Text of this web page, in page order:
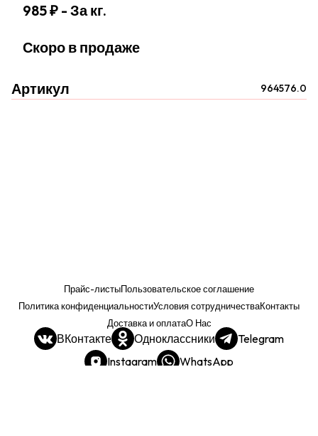
985 ₽ - За кг.
Скоро в продаже
Артикул 964576.0
Прайс-листыПользовательское соглашение
Политика конфиденциальностиУсловия сотрудничестваКонтакты
Доставка и оплатаО Нас
ВКонтакте Одноклассники
Telegram
Instagram
WhatsApp